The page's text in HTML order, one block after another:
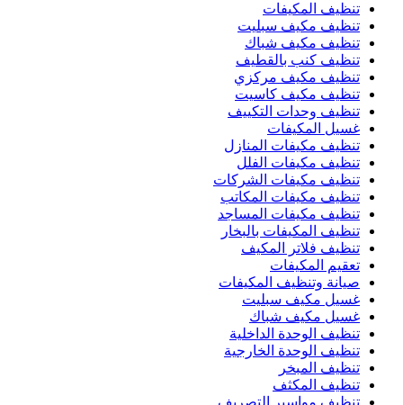
تنظيف المكيفات
تنظيف مكيف سبليت
تنظيف مكيف شباك
تنظيف كنب بالقطيف
تنظيف مكيف مركزي
تنظيف مكيف كاسيت
تنظيف وحدات التكييف
غسيل المكيفات
تنظيف مكيفات المنازل
تنظيف مكيفات الفلل
تنظيف مكيفات الشركات
تنظيف مكيفات المكاتب
تنظيف مكيفات المساجد
تنظيف المكيفات بالبخار
تنظيف فلاتر المكيف
تعقيم المكيفات
صيانة وتنظيف المكيفات
غسيل مكيف سبليت
غسيل مكيف شباك
تنظيف الوحدة الداخلية
تنظيف الوحدة الخارجية
تنظيف المبخر
تنظيف المكثف